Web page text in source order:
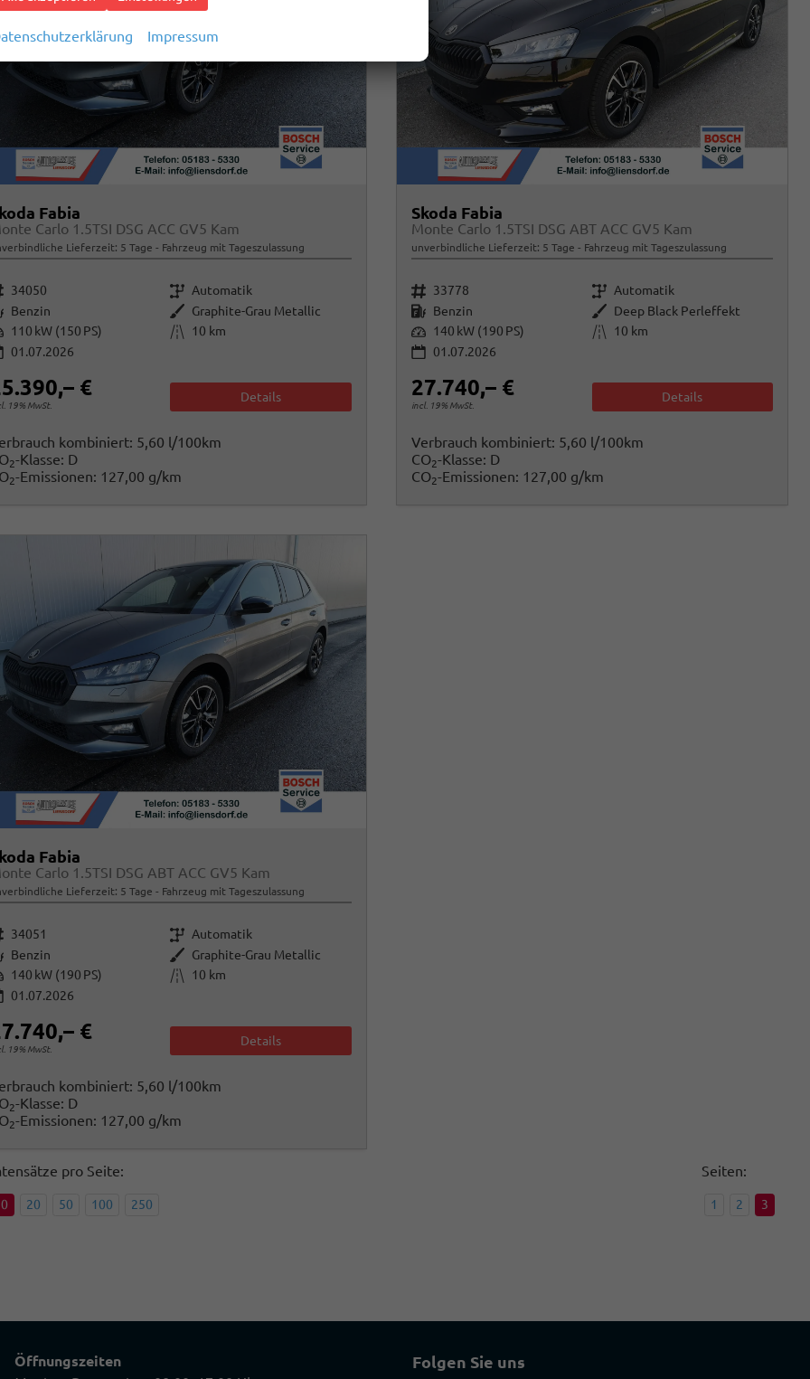
Fabia
Carlo 1.5TSI DSG ACC GV5 Kam
Lieferzeit: 5 Tage Fahrzeug mit Tageszulassung
34050 Getriebe Automatik
Benzin Außenfarbe Graphite-Grau Metallic
110 kW (150 PS) Kilometerstand 10 km
01.07.2026
€
19% MwSt.
Details
kombiniert: 5,60 l/100km
2-Klasse: D
2-Emissionen: 127,00 g/km
Skoda Fabia
Monte Carlo 1.5TSI DSG ABT ACC GV5 Kam
unverbindliche Lieferzeit: 5 Tage Fahrzeug mit Tageszulassung
Fahrzeugnr. 33778 Getriebe Automatik
Kraftstoff Benzin Außenfarbe Deep Black Perleffekt
Leistung 140 kW (190 PS) Kilometerstand
10 km
01.07.2026
27.740,– €
incl. 19% MwSt.
Details
Verbrauch kombiniert: 5,60 l/100km
CO2-Klasse: D
CO2-Emissionen: 127,00 g/km
Fabia
Carlo 1.5TSI DSG ABT ACC GV5 Kam
Lieferzeit: 5 Tage Fahrzeug mit Tageszulassung
34051 Getriebe Automatik
Benzin Außenfarbe Graphite-Grau Metallic
140 kW (190 PS) Kilometerstand 10 km
01.07.2026
€
19% MwSt.
Details
kombiniert: 5,60 l/100km
2-Klasse: D
2-Emissionen: 127,00 g/km
pro Seite:
20 50 100 250
Seiten:
1 2 3
Öffnungszeiten
Folgen Sie uns
Impressum